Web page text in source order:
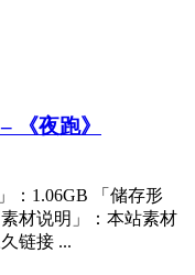
《夜跑》
：1.06GB 「储存形
材说明」：本站素材
链接 ...